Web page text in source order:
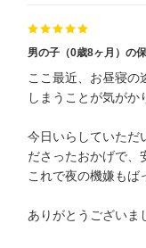
男の子（0歳8ヶ月）の
ここ最近、お昼寝の
しまうことが気がか
今日いらしていただ
ださったおかげで、
これで夜の機嫌もば
ありがとうございま